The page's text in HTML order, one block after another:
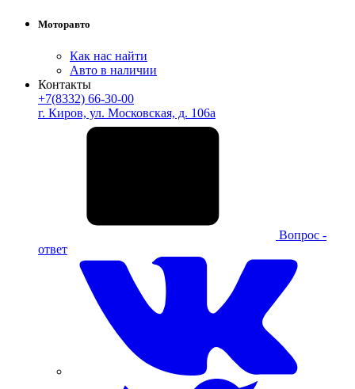
Моторавто
Как нас найти
Авто в наличии
Контакты
+7(8332) 66-30-00
г. Киров, ул. Московская, д. 106а
Вопрос -
ответ